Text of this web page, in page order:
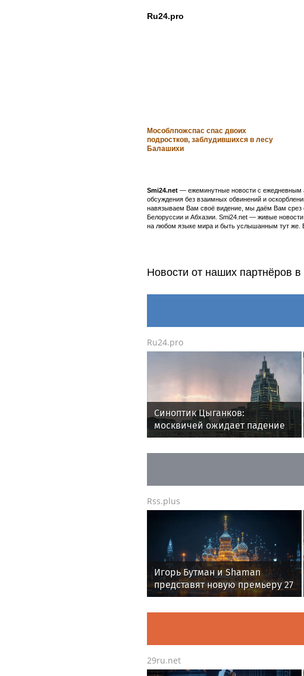
Ru24.pro
Мособлпожспас спас двоих
подростков, заблудившихся в лесу
Балашихи
Smi24.net — ежеминутные новости с ежедневным
обсуждения без взаимных обвинений и
навязываем Вам своё видение, мы даём Вам срез
Белоруссии и Абхазии. Smi24.net — живые
на любом языке мира и быть услышанным тут же.
Новости от наших партнёров
Ru24.pro
Синоптик Цыганков:
москвичей ожидает падение
температуры на 5-7 градусов
Rss.plus
Игорь Бутман и Shaman
представят новую премьеру 27
октября
29ru.net